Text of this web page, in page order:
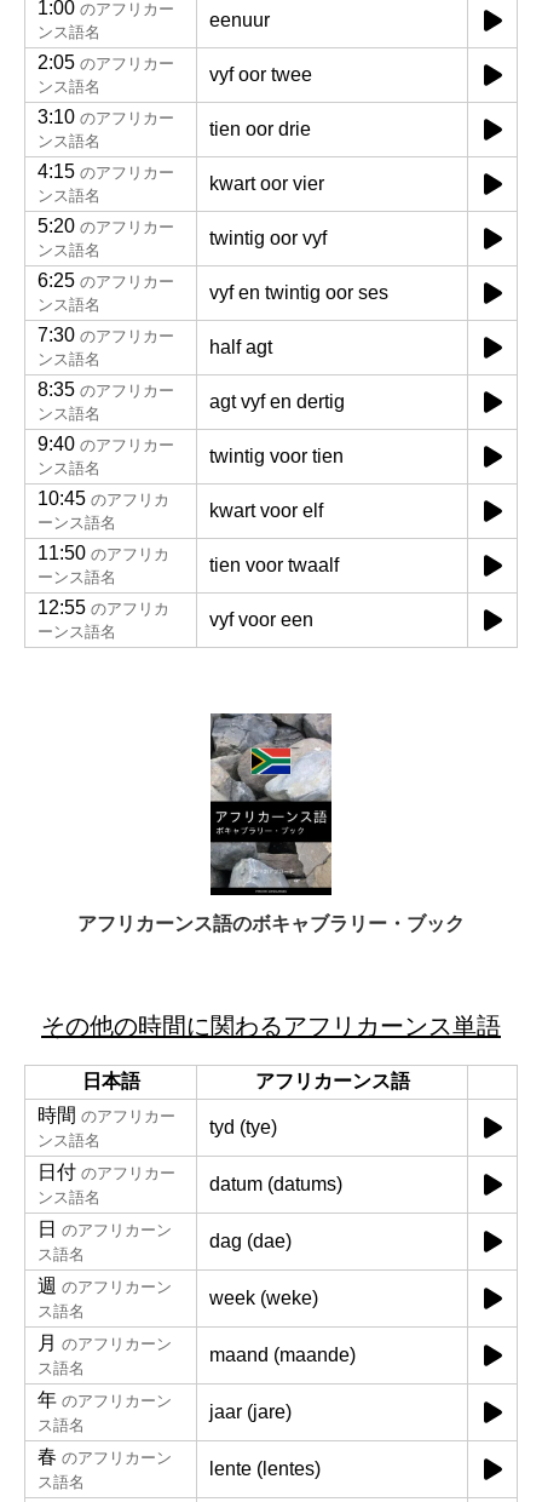
1:00 のアフリカー
ンス語名
eenuur
2:05 のアフリカー
ンス語名
vyf oor twee
3:10 のアフリカー
ンス語名
tien oor drie
4:15 のアフリカー
ンス語名
kwart oor vier
5:20 のアフリカー
ンス語名
twintig oor vyf
6:25 のアフリカー
ンス語名
vyf en twintig oor ses
7:30 のアフリカー
ンス語名
half agt
8:35 のアフリカー
ンス語名
agt vyf en dertig
9:40 のアフリカー
ンス語名
twintig voor tien
10:45 のアフリカ
ーンス語名
kwart voor elf
11:50 のアフリカ
ーンス語名
tien voor twaalf
12:55 のアフリカ
ーンス語名
vyf voor een
アフリカーンス語のボキャブラリー・ブック
その他の時間に関わるアフリカーンス単語
日本語
アフリカーンス語
時間 のアフリカー
ンス語名
tyd (tye)
日付 のアフリカー
ンス語名
datum (datums)
日 のアフリカーン
ス語名
dag (dae)
週 のアフリカーン
ス語名
week (weke)
月 のアフリカーン
ス語名
maand (maande)
年 のアフリカーン
ス語名
jaar (jare)
春 のアフリカーン
ス語名
lente (lentes)